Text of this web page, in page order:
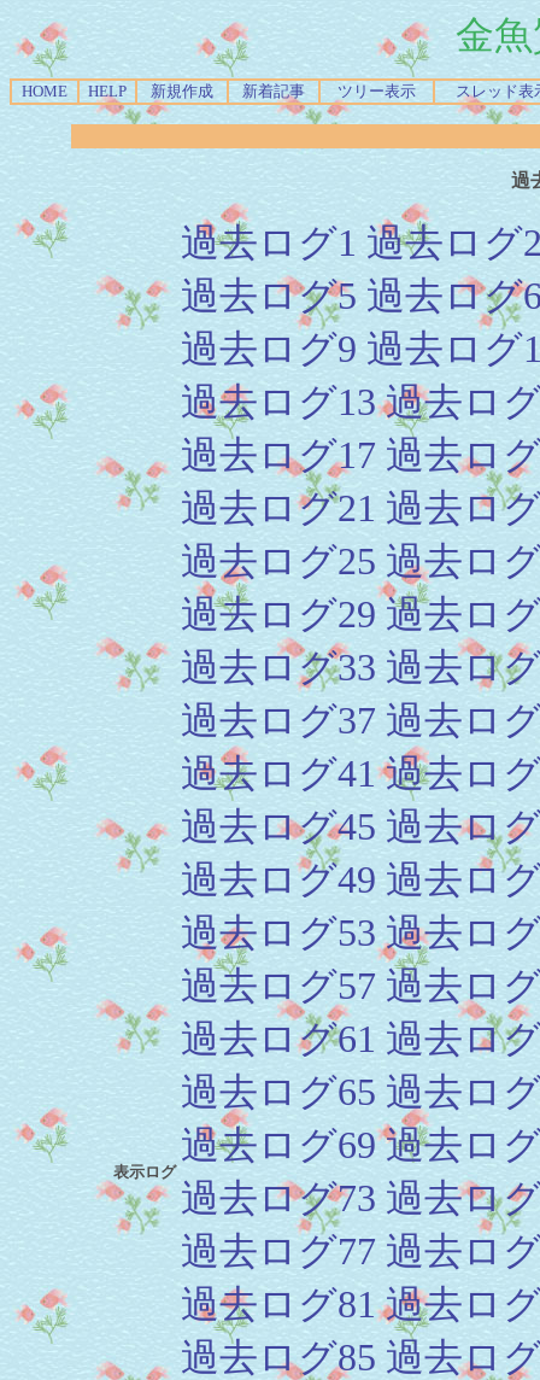
金
HOME HELP 新規作成 新着記事 ツリー表示 スレッド表
過
表示ログ
過去ログ1 過去ログ
過去ログ5 過去ログ
過去ログ9 過去ログ
過去ログ13 過去ロ
過去ログ17 過去ロ
過去ログ21 過去ロ
過去ログ25 過去ロ
過去ログ29 過去ロ
過去ログ33 過去ロ
過去ログ37 過去ロ
過去ログ41 過去ロ
過去ログ45 過去ロ
過去ログ49 過去ロ
過去ログ53 過去ロ
過去ログ57 過去ロ
過去ログ61 過去ロ
過去ログ65 過去ロ
過去ログ69 過去ロ
過去ログ73 過去ロ
過去ログ77 過去ロ
過去ログ81 過去ロ
過去ログ85 過去ロ